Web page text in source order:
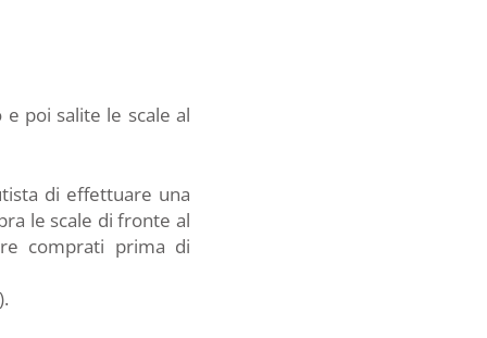
poi salite le scale al
di effettuare una
le scale di fronte al
comprati prima di